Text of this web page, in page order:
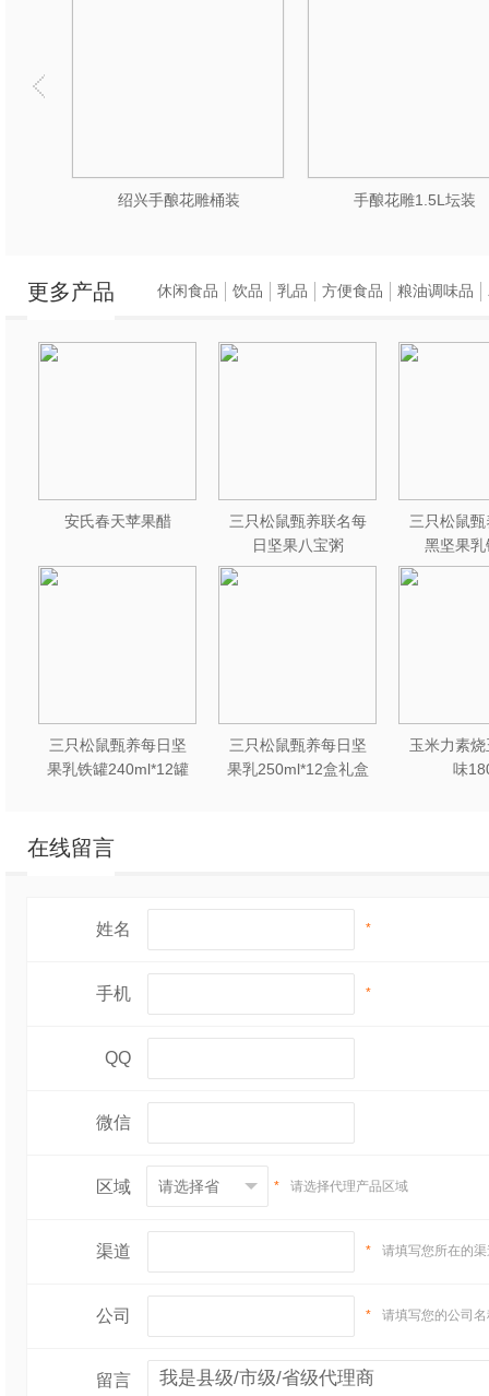
绍兴手酿花雕桶装 手酿花雕1.5L坛装
更多产品
安氏春天苹果醋
三只松鼠甄养联名每
日坚果八宝粥
330g*12罐礼盒装
三只松鼠
黑坚果乳
240ml*20
三只松鼠甄养每日坚
果乳铁罐240ml*12罐
三只松鼠甄养每日坚
果乳250ml*12盒礼盒
玉米力素
味
休闲食品 饮品 乳品 方便食品 粮油调味品
在线留言
姓名 *
手机 *
QQ
微信
区域 * 请选择代理产品区域
渠道 * 请填写您所在的
公司 * 请填写您的公司
留言